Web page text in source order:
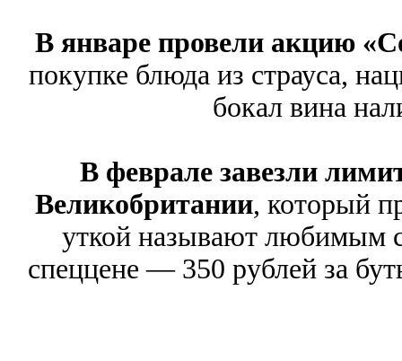
В январе провели акцию
покупке блюда из страуса,
бокал вина
В феврале завезли
Великобритании, который
уткой называют любимым
спеццене — 350 рублей за